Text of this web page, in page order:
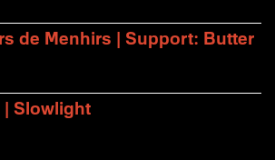
de Menhirs | Support: Butter
| Slowlight